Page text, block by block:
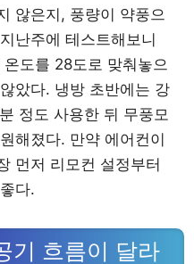
않은지, 풍량이 약풍으
난주에 테스트해보니
도를 28도로 맞춰놓으
았다. 냉방 초반에는 강
정도 사용한 뒤 무풍모
해졌다. 만약 에어컨이
먼저 리모컨 설정부터
다.
기 흐름이 달라